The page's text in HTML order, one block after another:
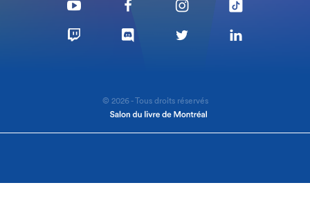
© 2026 - Tous droits réservés